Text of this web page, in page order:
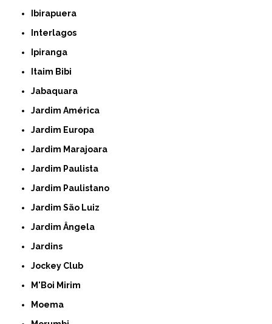
Ibirapuera
Interlagos
Ipiranga
Itaim Bibi
Jabaquara
Jardim América
Jardim Europa
Jardim Marajoara
Jardim Paulista
Jardim Paulistano
Jardim São Luiz
Jardim Ângela
Jardins
Jockey Club
M'Boi Mirim
Moema